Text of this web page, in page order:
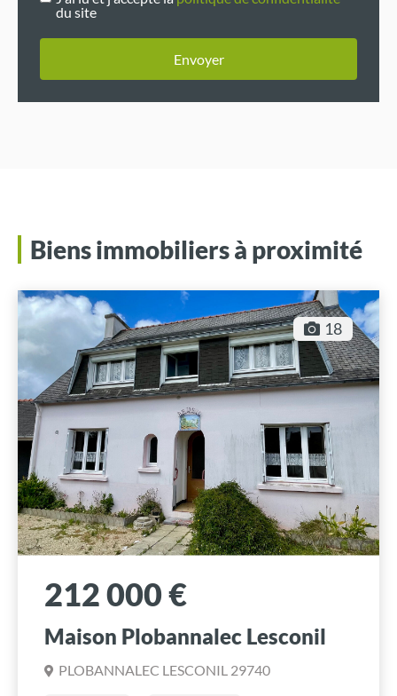
du site
Envoyer
Biens immobiliers à proximité
18
212 000 €
Maison Plobannalec Lesconil
PLOBANNALEC LESCONIL 29740